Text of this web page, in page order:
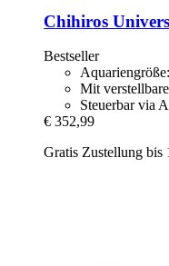
Chihiros
Bestseller
Mit
Steuerbar via
€ 352,99
Gratis Zustellung bis